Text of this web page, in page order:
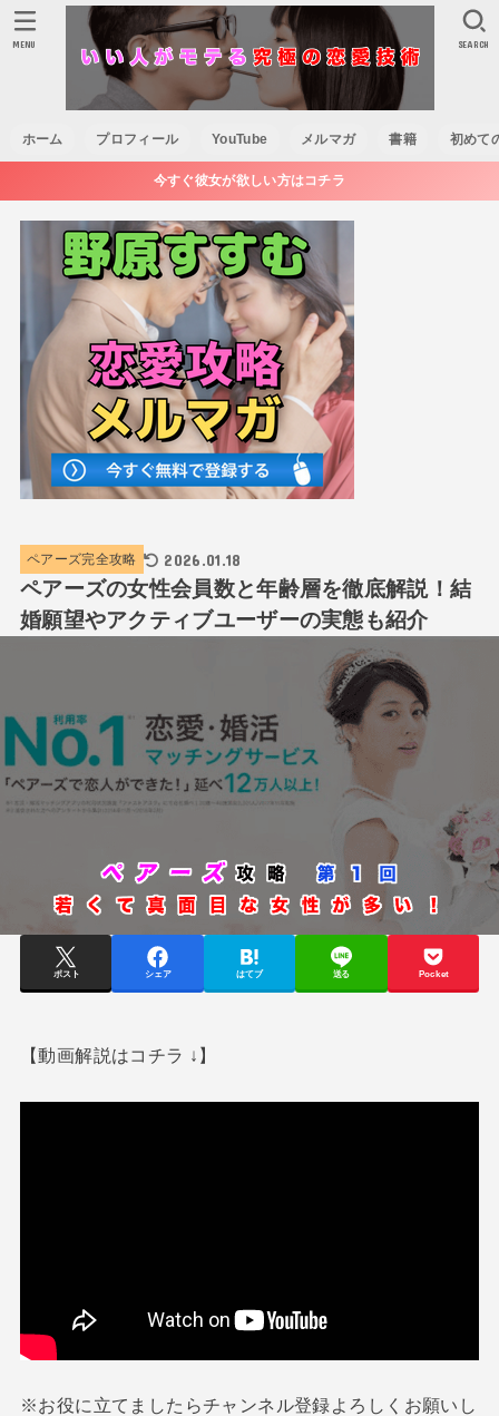
ホーム プロフィール YouTube メルマガ 書籍 初めて
SEARCH
MENU
今すぐ彼女が欲しい方はコチラ
ペアーズ完全攻略 2026.01.18
ペアーズの女性会員数と年齢層を徹底解説！結
婚願望やアクティブユーザーの実態も紹介
ポスト シェア はてブ 送る Pocket
【動画解説はコチラ ↓】
※お役に立てましたらチャンネル登録よろしくお願いし